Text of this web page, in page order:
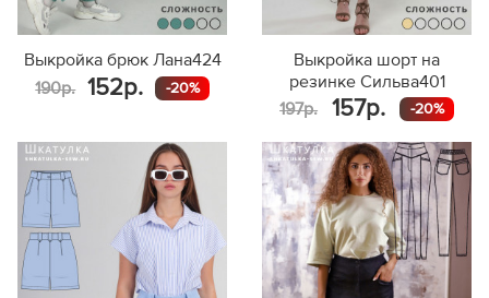
Выкройка брюк Лана424
190р.
152р. -20%
Выкройка шорт на
резинке Сильва401
197р.
157р. -20%